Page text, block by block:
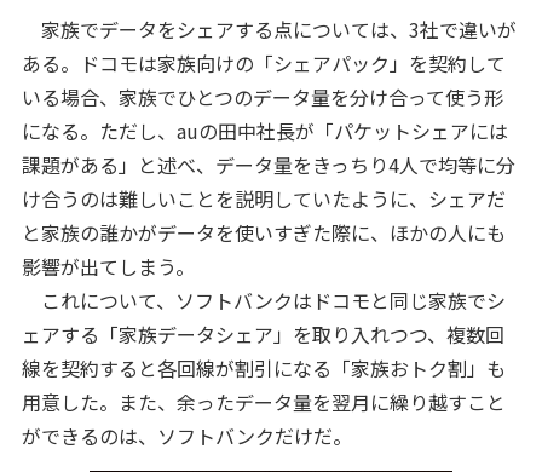
家族でデータをシェアする点については、3社で違いが
ある。ドコモは家族向けの「シェアパック」を契約して
いる場合、家族でひとつのデータ量を分け合って使う形
になる。ただし、auの田中社長が「パケットシェアには
課題がある」と述べ、データ量をきっちり4人で均等に分
け合うのは難しいことを説明していたように、シェアだ
と家族の誰かがデータを使いすぎた際に、ほかの人にも
影響が出てしまう。
これについて、ソフトバンクはドコモと同じ家族でシ
ェアする「家族データシェア」を取り入れつつ、複数回
線を契約すると各回線が割引になる「家族おトク割」も
用意した。また、余ったデータ量を翌月に繰り越すこと
ができるのは、ソフトバンクだけだ。